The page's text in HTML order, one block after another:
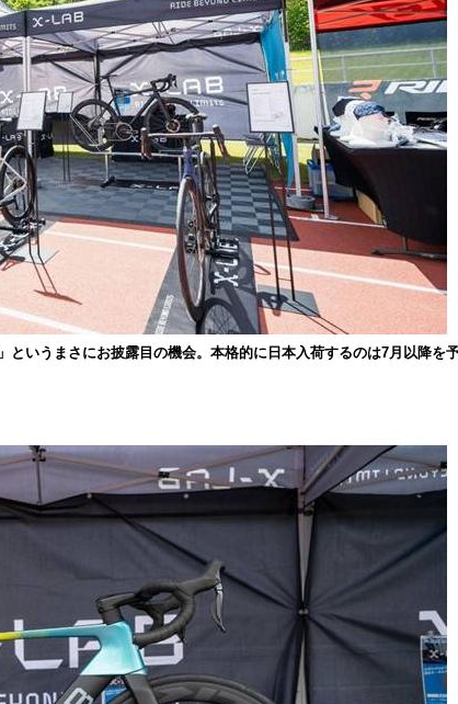
というまさにお披露目の機会。本格的に日本入荷するのは7月以降を